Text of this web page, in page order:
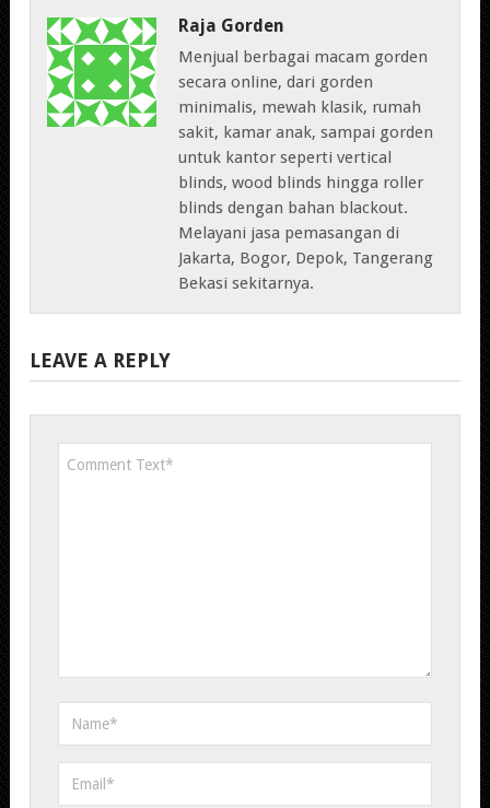
Raja Gorden
Menjual berbagai macam gorden
secara online, dari gorden
minimalis, mewah klasik, rumah
sakit, kamar anak, sampai gorden
untuk kantor seperti vertical
blinds, wood blinds hingga roller
blinds dengan bahan blackout.
Melayani jasa pemasangan di
Jakarta, Bogor, Depok, Tangerang
Bekasi sekitarnya.
LEAVE A REPLY